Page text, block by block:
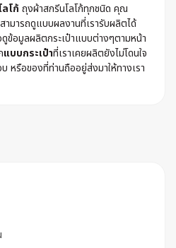
โก้ ถุงผ้าสกรีนโลโก้ทุกชนิด คุณ
ามารถดูแบบผลงานที่เรารับผลิตได้
ดูข้อมูลผลิตกระเป๋าแบบต่างๆตามหน้า
แบบกระเป๋าที่เราเคยผลิตยังไม่โดนใจ
หรือของที่ท่านถืออยู่ส่งมาให้ทางเรา